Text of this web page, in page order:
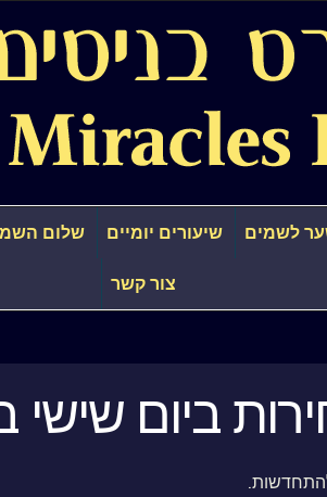
לשמים שיעורים יומיים שלום
צור קשר
ביום שישי בתאריך